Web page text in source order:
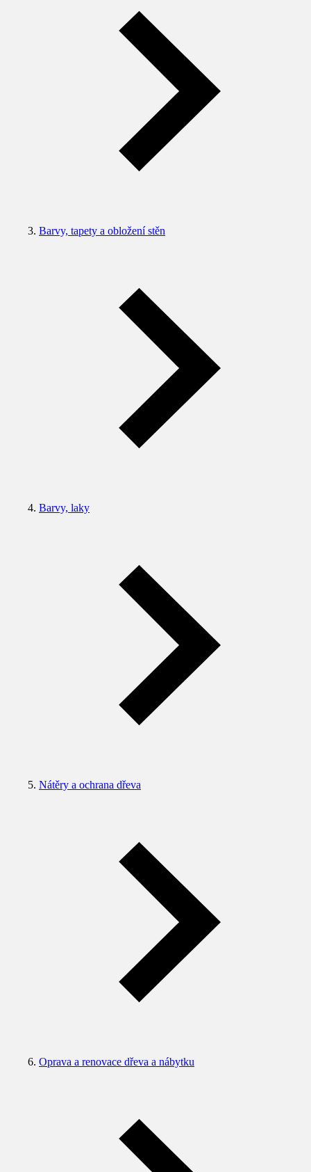
Barvy, tapety a obložení stěn
Barvy, laky
Nátěry a ochrana dřeva
Oprava a renovace dřeva a nábytku